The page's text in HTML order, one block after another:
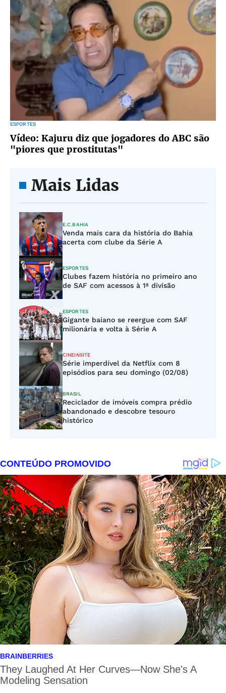
ESPORTES
Vídeo: Kajuru diz que jogadores do ABC são
"piores que prostitutas"
Mais Lidas
E.C.BAHIA
Venda mais cara da história do Bahia
acerta com clube da Série A
ESPORTES
Clubes fazem história no primeiro ano
de SAF com acessos à 1ª divisão
ESPORTES
Gigante baiano se reergue com SAF
milionária e volta à Série A
CINEINSITE
Série imperdível da Netflix com 8
episódios para seu domingo (02/08)
BRASIL
Reciclador de imóveis compra prédio
abandonado e descobre tesouro
histórico